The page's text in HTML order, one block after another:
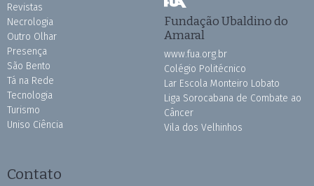
Revistas
Necrologia
Outro Olhar
Presença
São Bento
Tá na Rede
Tecnologia
Turismo
Uniso Ciência
Fundação Ubaldino do
Amaral
www.fua.org.br
Colégio Politécnico
Lar Escola Monteiro Lobato
Liga Sorocabana de Combate ao
Câncer
Vila dos Velhinhos
Contato